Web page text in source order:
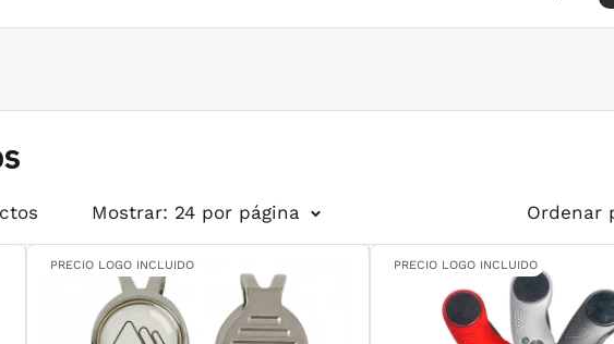
Mostrar: 24 por página Ordenar
PRECIO LOGO INCLUIDO PRECIO LOGO INCLUIDO